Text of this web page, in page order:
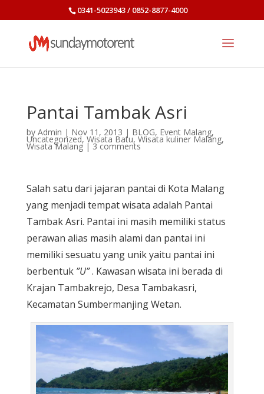
0341-5023943 / 0852-8877-4000
Pantai Tambak Asri
by Admin | Nov 11, 2013 | BLOG, Event Malang,
Uncategorized,Wisata Batu,Wisata kuliner Malang,
Wisata Malang|3 comments
Salah satu dari jajaran pantai di Kota Malang
yang menjadi tempat wisata adalah Pantai
Tambak Asri. Pantai ini masih memiliki status
perawan alias masih alami dan pantai ini
memiliki sesuatu yang unik yaitu pantai ini
berbentuk”U”. Kawasan wisata ini berada di
Krajan Tambakrejo, Desa Tambakasri,
Kecamatan Sumbermanjing Wetan.